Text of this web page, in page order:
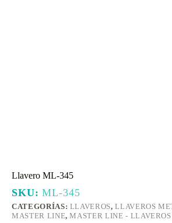
Llavero ML-345
SKU:ML-345
CATEGORÍAS: LLAVEROS,LLAVEROS
MASTER LINE,MASTER LINE - LLAVEROS